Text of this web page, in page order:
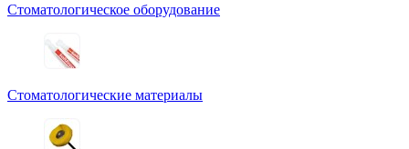
Стоматологическое оборудование
Стоматологические материалы